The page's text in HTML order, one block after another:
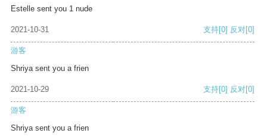
Estelle sent you 1 nude
2021-10-31 支持[0] 反对[0]
游客
Shriya sent you a frien
2021-10-29 支持[0] 反对[0]
游客
Shriya sent you a frien